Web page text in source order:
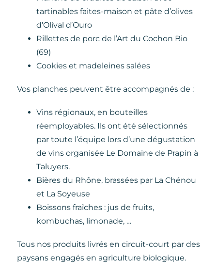
tartinables faites-maison et pâte d’olives
d’Olival d’Ouro
Rillettes de porc de l’Art du Cochon Bio
(69)
Cookies et madeleines salées
Vos planches peuvent être accompagnés de :
Vins régionaux, en bouteilles
réemployables. Ils ont été sélectionnés
par toute l’équipe lors d’une dégustation
de vins organisée Le Domaine de Prapin à
Taluyers.
Bières du Rhône, brassées par La Chénou
et La Soyeuse
Boissons fraîches : jus de fruits,
kombuchas, limonade, …
Tous nos produits livrés en circuit-court par des
paysans engagés en agriculture biologique.